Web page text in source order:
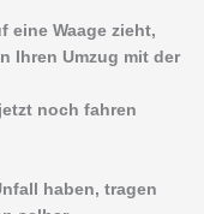
eine Waage zieht,
Ihren Umzug mit der
noch fahren
haben, tragen